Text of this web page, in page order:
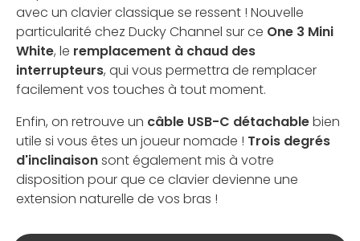
avec un clavier classique se ressent ! Nouvelle
particularité chez Ducky Channel sur ce One 3 Mini
White, le remplacement à chaud des
interrupteurs, qui vous permettra de remplacer
facilement vos touches à tout moment.
Enfin, on retrouve un câble USB-C détachablebien
utile si vous êtes un joueur nomade ! Trois degrés
d'inclinaisonsont également mis à votre
disposition pour que ce clavier devienne une
extension naturelle de vos bras !